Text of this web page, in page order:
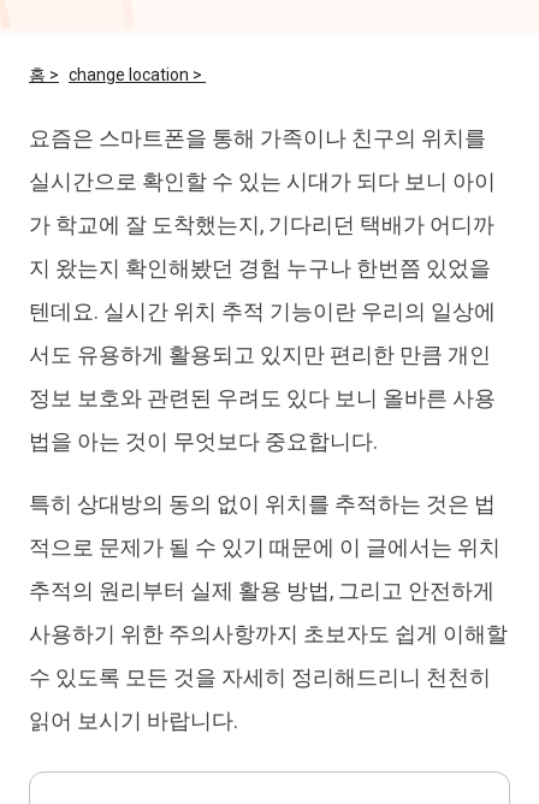
iOS
iAnyGo
홈 > change location >
요즘은 스마트폰을 통해 가족이나 친구의 위치를
실시간으로 확인할 수 있는 시대가 되다 보니 아이
가 학교에 잘 도착했는지, 기다리던 택배가 어디까
지 왔는지 확인해봤던 경험 누구나 한번쯤 있었을
텐데요. 실시간 위치 추적 기능이란 우리의 일상에
서도 유용하게 활용되고 있지만 편리한 만큼 개인
정보 보호와 관련된 우려도 있다 보니 올바른 사용
법을 아는 것이 무엇보다 중요합니다.
특히 상대방의 동의 없이 위치를 추적하는 것은 법
적으로 문제가 될 수 있기 때문에 이 글에서는 위치
추적의 원리부터 실제 활용 방법, 그리고 안전하게
사용하기 위한 주의사항까지 초보자도 쉽게 이해할
수 있도록 모든 것을 자세히 정리해드리니 천천히
읽어 보시기 바랍니다.